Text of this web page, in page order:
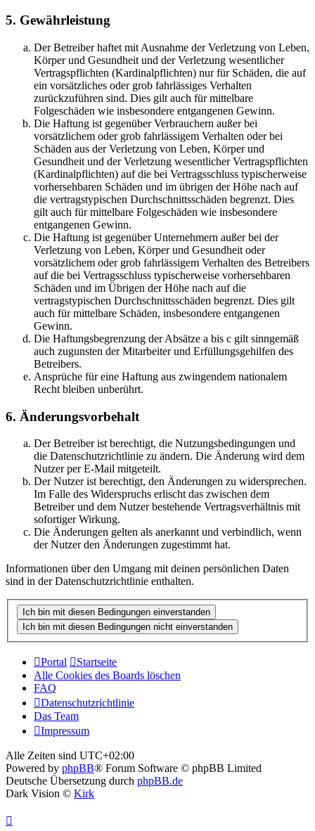
5. Gewährleistung
Der Betreiber haftet mit Ausnahme der Verletzung von Leben,
Körper und Gesundheit und der Verletzung wesentlicher
Vertragspflichten (Kardinalpflichten) nur für Schäden, die auf
ein vorsätzliches oder grob fahrlässiges Verhalten
zurückzuführen sind. Dies gilt auch für mittelbare
Folgeschäden wie insbesondere entgangenen Gewinn.
Die Haftung ist gegenüber Verbrauchern außer bei
vorsätzlichem oder grob fahrlässigem Verhalten oder bei
Schäden aus der Verletzung von Leben, Körper und
Gesundheit und der Verletzung wesentlicher Vertragspflichten
(Kardinalpflichten) auf die bei Vertragsschluss typischerweise
vorhersehbaren Schäden und im übrigen der Höhe nach auf
die vertragstypischen Durchschnittsschäden begrenzt. Dies
gilt auch für mittelbare Folgeschäden wie insbesondere
entgangenen Gewinn.
Die Haftung ist gegenüber Unternehmern außer bei der
Verletzung von Leben, Körper und Gesundheit oder
vorsätzlichem oder grob fahrlässigem Verhalten des Betreibers
auf die bei Vertragsschluss typischerweise vorhersehbaren
Schäden und im Übrigen der Höhe nach auf die
vertragstypischen Durchschnittsschäden begrenzt. Dies gilt
auch für mittelbare Schäden, insbesondere entgangenen
Gewinn.
Die Haftungsbegrenzung der Absätze a bis c gilt sinngemäß
auch zugunsten der Mitarbeiter und Erfüllungsgehilfen des
Betreibers.
Ansprüche für eine Haftung aus zwingendem nationalem
Recht bleiben unberührt.
6. Änderungsvorbehalt
Der Betreiber ist berechtigt, die Nutzungsbedingungen und
die Datenschutzrichtlinie zu ändern. Die Änderung wird dem
Nutzer per E-Mail mitgeteilt.
Der Nutzer ist berechtigt, den Änderungen zu widersprechen.
Im Falle des Widerspruchs erlischt das zwischen dem
Betreiber und dem Nutzer bestehende Vertragsverhältnis mit
sofortiger Wirkung.
Die Änderungen gelten als anerkannt und verbindlich, wenn
der Nutzer den Änderungen zugestimmt hat.
Informationen über den Umgang mit deinen persönlichen Daten
sind in der Datenschutzrichtlinie enthalten.
Portal
Startseite
Alle Cookies des Boards löschen
FAQ
Datenschutzrichtlinie
Das Team
Impressum
Alle Zeiten sind UTC+02:00
Powered by phpBB® Forum Software © phpBB Limited
Deutsche Übersetzung durch phpBB.de
Dark Vision © Kirk